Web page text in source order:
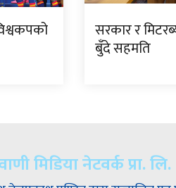
सरकार र
बुँदे सहमति
मिडिया नेटवर्क प्रा. लि.